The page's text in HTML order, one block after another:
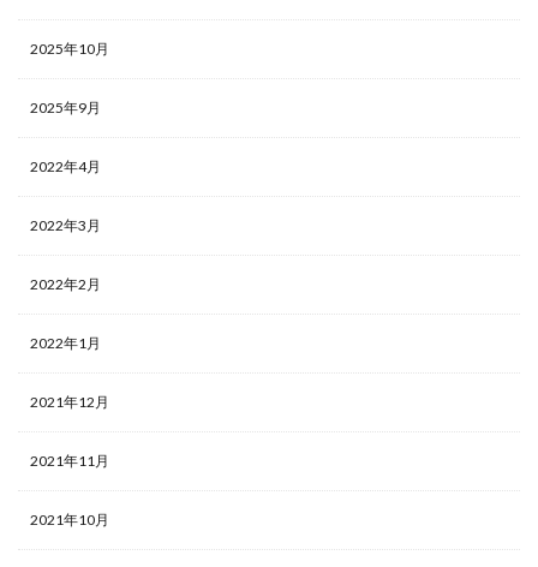
2025年10月
2025年9月
2022年4月
2022年3月
2022年2月
2022年1月
2021年12月
2021年11月
2021年10月